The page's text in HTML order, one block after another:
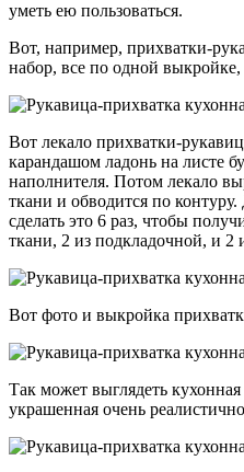
уметь ею пользоваться.
Вот, например, прихватки-
набор, все по одной
Вот лекало прихватки-
карандашом ладонь на листе
наполнителя. Потом лекало
ткани и обводится по
сделать это 6 раз, чтобы
ткани, 2 из подкладочной, и 2
Вот фото и выкройка
Так может выглядеть
украшенная очень